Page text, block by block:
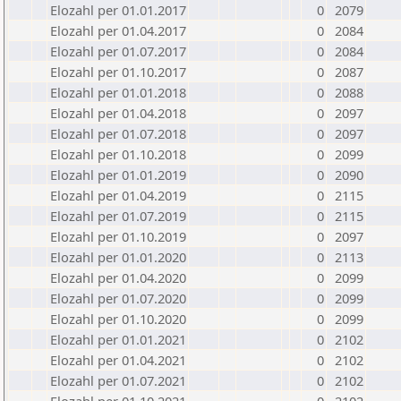
Elozahl per 01.01.2017 0 2079
Elozahl per 01.04.2017
0 2084
Elozahl per 01.07.2017
0 2084
Elozahl per 01.10.2017
0 2087
Elozahl per 01.01.2018
0 2088
Elozahl per 01.04.2018
0 2097
Elozahl per 01.07.2018
0 2097
Elozahl per 01.10.2018
0 2099
Elozahl per 01.01.2019
0 2090
Elozahl per 01.04.2019
0 2115
Elozahl per 01.07.2019
0 2115
Elozahl per 01.10.2019
0 2097
Elozahl per 01.01.2020
0 2113
Elozahl per 01.04.2020
0 2099
Elozahl per 01.07.2020
0 2099
Elozahl per 01.10.2020
0 2099
Elozahl per 01.01.2021
0 2102
Elozahl per 01.04.2021
0 2102
Elozahl per 01.07.2021
0 2102